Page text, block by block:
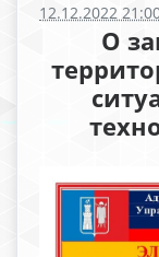
12.12.2022
О